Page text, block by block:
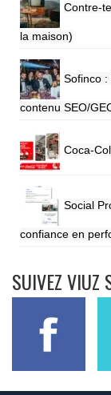
Contre-
la maison)
Sofinco
contenu SEO/
Coca-
Social
confiance en
SUIVEZ VIUZ